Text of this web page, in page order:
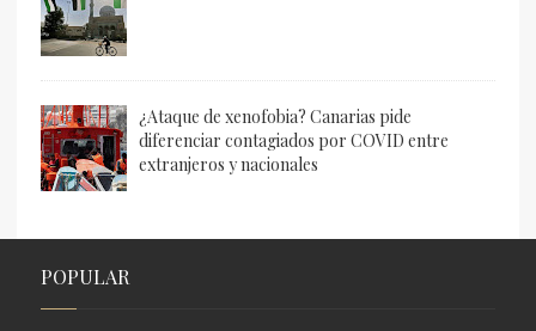
¿Ataque de xenofobia? Canarias pide
diferenciar contagiados por COVID entre
extranjeros y nacionales
POPULAR